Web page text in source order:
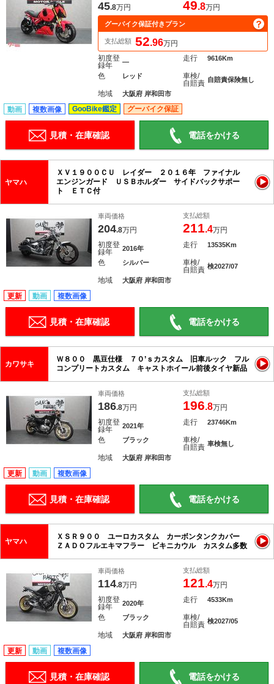
45.8万円 49.8万円
グーバイク保証付きプラン
支払総額 52.96万円
初度登
録年
― 走行 9616Km
色 レッド
車検/
自賠責 自賠責保険無し
地域 大阪府 岸和田市
動画 複数画像 GooBike鑑定 グーバイク保証
見積・在庫確認 電話をかける
ヤマハ
ＸＶ１９００ＣＵ レイダー ２０１６年 ファイナル
エンジンガード ＵＳＢホルダー サイドバックサポー
ト ＥＴＣ付
車両価格
204.8万円
支払総額
211.4万円
初度登
録年
2016年 走行 13535Km
色 シルバー
車検/
自賠責 検2027/07
地域 大阪府 岸和田市
更新 動画 複数画像
見積・在庫確認 電話をかける
カワサキ
Ｗ８００ 黒豆仕様 ７０’ｓカスタム 旧車ルック フル
コンプリートカスタム キャストホイール前後タイヤ新品
車両価格
186.8万円
支払総額
196.8万円
初度登
録年
2021年 走行 23746Km
色 ブラック
車検/
自賠責 車検無し
地域 大阪府 岸和田市
更新 動画 複数画像
見積・在庫確認 電話をかける
ヤマハ
ＸＳＲ９００ ユーロカスタム カーボンタンクカバー
ＺＡＤＯフルエキマフラー ビキニカウル カスタム多数
車両価格
114.8万円
支払総額
121.4万円
初度登
録年
2020年 走行 4533Km
色 ブラック
車検/
自賠責 検2027/05
地域 大阪府 岸和田市
更新 動画 複数画像
見積・在庫確認 電話をかける